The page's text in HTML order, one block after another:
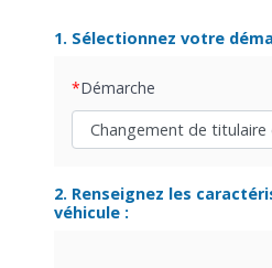
1. Sélectionnez votre
Démarche
2. Renseignez les
véhicule :